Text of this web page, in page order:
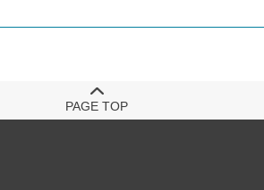
PAGE TOP